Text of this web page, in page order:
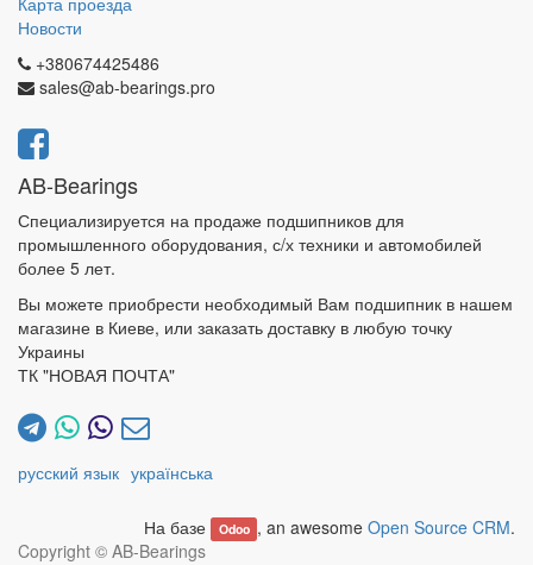
Новости
+380674425486
sales@ab-bearings.pro
AB-Bearings
Специализируется на продаже подшипников для
промышленного оборудования, с/х техники и автомобилей
более 5 лет.
Вы можете приобрести необходимый Вам подшипник в нашем
магазине в Киеве, или заказать доставку в любую точку
Украины
ТК "НОВАЯ ПОЧТА"
русский язык українська
На базе Odoo , an awesome Open Source CRM.
Copyright © AB-Bearings